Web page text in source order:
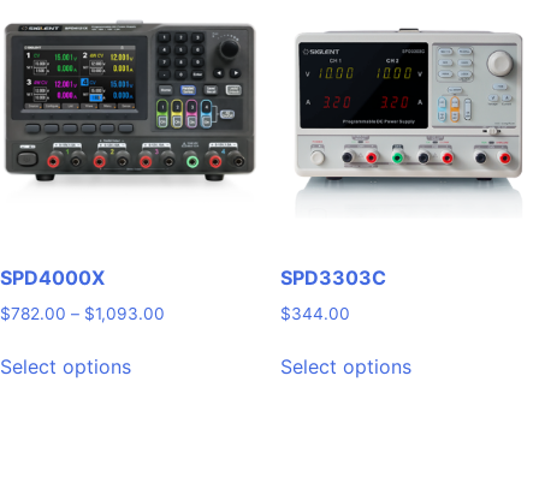
SPD4000X
$782.00 – $1,093.00
Select optionsproduct
SPD3303C
$344.00
Select optionsproduct